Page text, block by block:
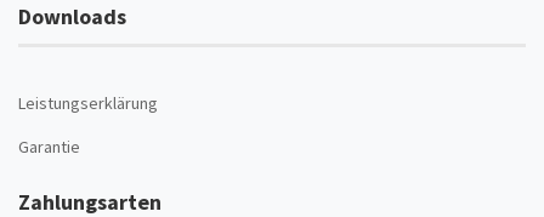
Downloads
Leistungserklärung
Garantie
Zahlungsarten